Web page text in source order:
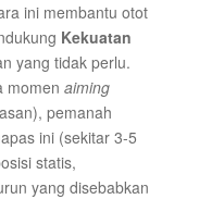
ini membantu otot
Kekuatan
yang tidak perlu.
momen aiming
pemanah
ini (sekitar 3-5
statis,
yang disebabkan